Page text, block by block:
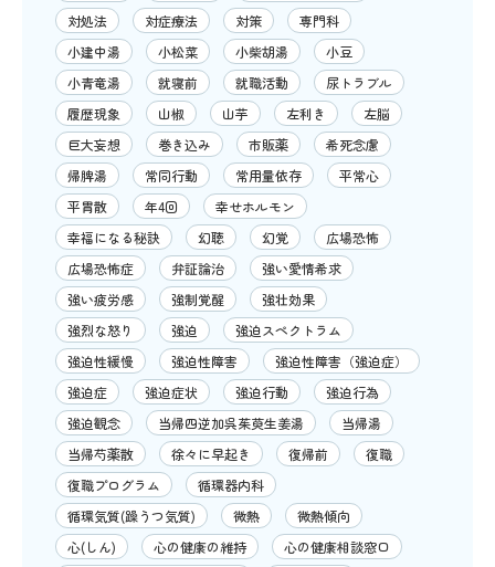
対処法
対症療法 対策
専門科
小建中湯
小松菜 小柴胡湯
小豆
小青竜湯
就寝前 就職活動
尿トラブル
履歴現象
山椒 山芋 左利き
左脳
巨大妄想
巻き込み 市販薬
希死念慮
帰脾湯
常同行動 常用量依存
平常心
平胃散
年4回
幸せホルモン
幸福になる秘訣
幻聴 幻覚
広場恐怖
広場恐怖症
弁証論治
強い愛情希求
強い疲労感
強制覚醒
強壮効果
強烈な怒り
強迫
強迫スペクトラム
強迫性緩慢
強迫性障害
強迫性障害（強迫症）
強迫症
強迫症状 強迫行動
強迫行為
強迫観念
当帰四逆加呉茱萸生姜湯
当帰湯
当帰芍薬散
徐々に早起き 復帰前
復職
復職プログラム
循環器内科
循環気質(躁うつ気質)
微熱
微熱傾向
心(しん)
心の健康の維持
心の健康相談窓口